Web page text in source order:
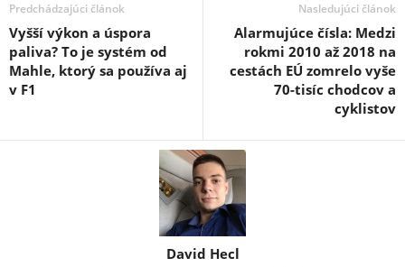
Predchádzajúci článok
Vyšší výkon a úspora
paliva? To je systém od
Mahle, ktorý sa používa aj
v F1
Nasledujúci článok
Alarmujúce čísla: Medzi
rokmi 2010 až 2018 na
cestách EÚ zomrelo vyše
70-tisíc chodcov a
cyklistov
David Hecl